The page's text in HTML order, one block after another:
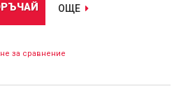
ОЩЕ
за сравнение